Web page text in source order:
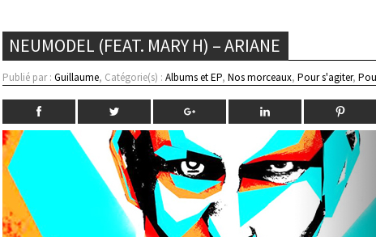
NEUMODEL (FEAT. MARY H) – ARIANE
Publié par :Guillaume, Catégorie(s) :Albums et EP,Nos morceaux,Pour s'agiter,